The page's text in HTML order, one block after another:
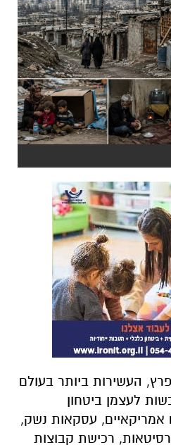
העשירות ביותר בעולם
לעצמן ביטחון
עסקאות נשק,
רכישת קבוצות